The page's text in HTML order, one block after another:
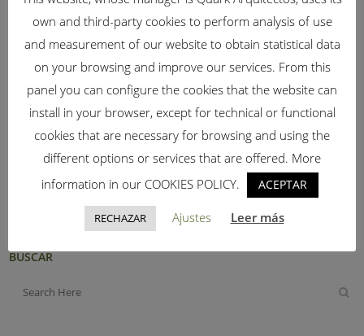
Share Print page
BUSCAR
own and third-party cookies to perform analysis of use
and measurement of our website to obtain statistical data
on your browsing and improve our services. From this
panel you can configure the cookies that the website can
install in your browser, except for technical or functional
cookies that are necessary for browsing and using the
different options or services that are offered. More
information in our COOKIES POLICY.
ACEPTAR
RECHAZAR Ajustes Leer más